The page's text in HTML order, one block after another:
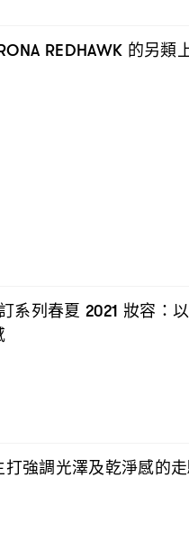
REDHAWK 的另類
系列春夏 2021 妝容 ：
打強調光澤及乾淨感的